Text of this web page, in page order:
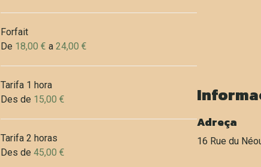
Forfait
De 18,00 € a 24,00 €
Tarifa 1 hora
Des de 15,00 €
Tarifa 2 horas
Des de 45,00 €
Adreça
16 Rue du